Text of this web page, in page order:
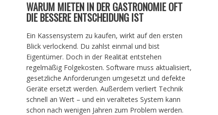
WARUM MIETEN IN DER GASTRONOMIE OFT
DIE BESSERE ENTSCHEIDUNG IST
Ein Kassensystem zu kaufen, wirkt auf den ersten
Blick verlockend. Du zahlst einmal und bist
Eigentümer. Doch in der Realität entstehen
regelmäßig Folgekosten. Software muss aktualisiert,
gesetzliche Anforderungen umgesetzt und defekte
Geräte ersetzt werden. Außerdem verliert Technik
schnell an Wert – und ein veraltetes System kann
schon nach wenigen Jahren zum Problem werden.